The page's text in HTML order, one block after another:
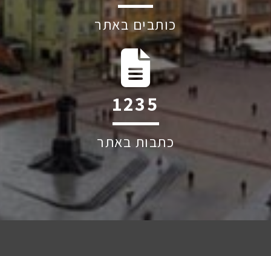
כותבים באתר
2209
כתבות באתר